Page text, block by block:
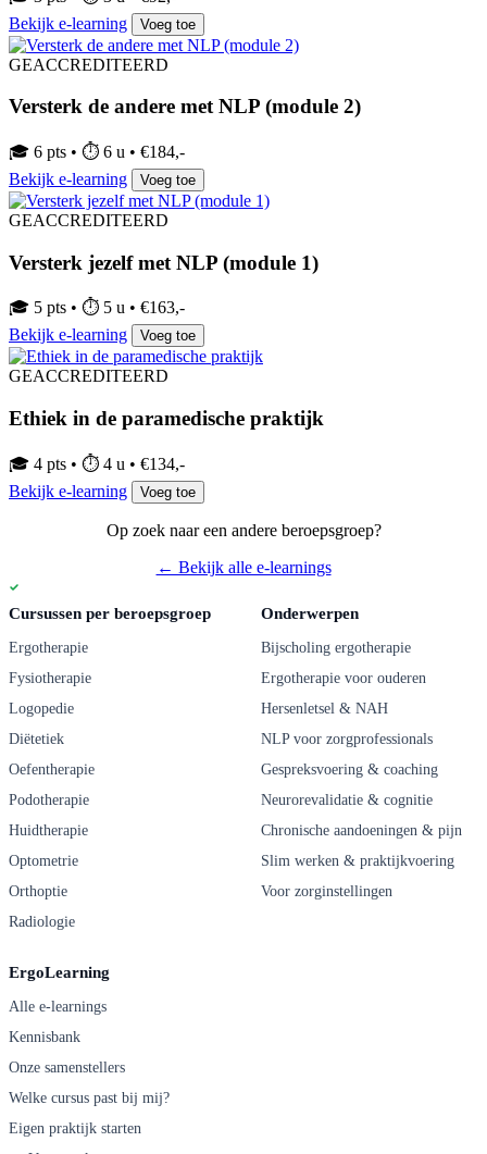
Bekijk e-learning
Voeg toe
GEACCREDITEERD
Versterk de andere met NLP (module 2)
🎓 6 pts • ⏱ 6 u • €184,-
Bekijk e-learning
Voeg toe
GEACCREDITEERD
Versterk jezelf met NLP (module 1)
🎓 5 pts • ⏱ 5 u • €163,-
Bekijk e-learning
Voeg toe
GEACCREDITEERD
Ethiek in de paramedische praktijk
🎓 4 pts • ⏱ 4 u • €134,-
Bekijk e-learning
Voeg toe
Op zoek naar een andere beroepsgroep?
← Bekijk alle e-learnings
Cursussen per beroepsgroep
Ergotherapie
Fysiotherapie
Logopedie
Diëtetiek
Oefentherapie
Podotherapie
Huidtherapie
Optometrie
Orthoptie
Radiologie
Onderwerpen
Bijscholing ergotherapie
Ergotherapie voor ouderen
Hersenletsel & NAH
NLP voor zorgprofessionals
Gespreksvoering & coaching
Neurorevalidatie & cognitie
Chronische aandoeningen & pijn
Slim werken & praktijkvoering
Voor zorginstellingen
ErgoLearning
Alle e-learnings
Kennisbank
Onze samenstellers
Welke cursus past bij mij?
Eigen praktijk starten